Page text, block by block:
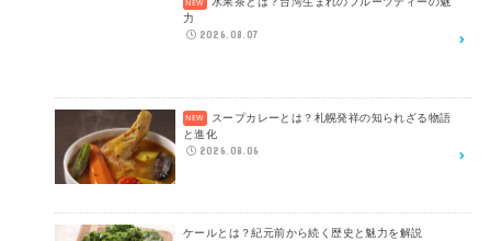
力
2026.08.07
スープカレーとは？札幌発祥の知られざる物語
と進化
2026.08.06
ケールとは？紀元前から続く歴史と魅力を解説